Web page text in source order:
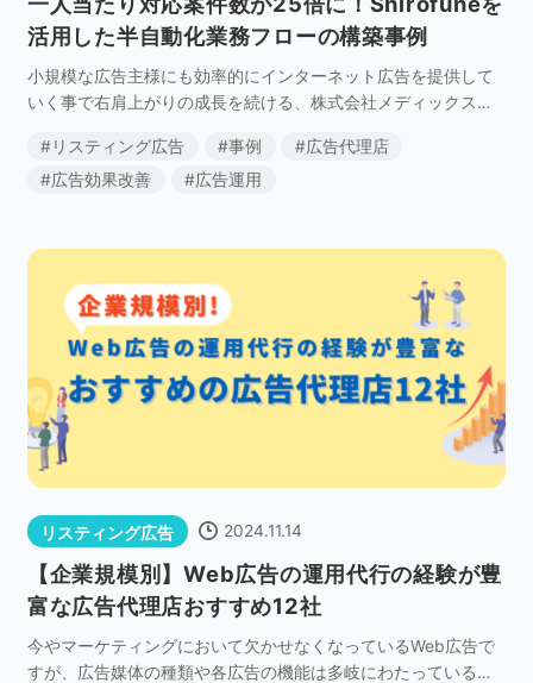
活用した半自動化業務フローの構築事例
小規模な広告主様にも効率的にインターネット広告を提供して
いく事で右肩上がりの成長を続ける、株式会社メディックスパ
てよい部分」を思い切って手放した、「半自動化業務フ […]
リスティング広告 事例
広告代理店
広告効果改善
広告運用
リスティング広告 2024.11.14
【企業規模別】Web広告の運用代行の経験が豊
富な広告代理店おすすめ12社
今やマーケティングにおいて欠かせなくなっているWeb広告で
すが、広告媒体の種類や各広告の機能は多岐にわたっているた